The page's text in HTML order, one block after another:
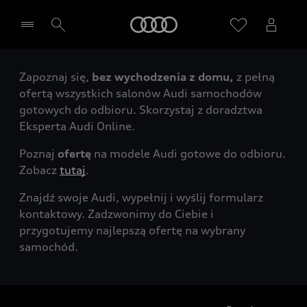
Wybierz Twojego Partnera Audi
Zapoznaj się, bez wychodzenia z domu, z pełną
ofertą wszystkich salonów Audi samochodów
gotowych do odbioru. Skorzystaj z doradztwa
Eksperta Audi Online.
Poznaj ofertę na modele Audi gotowe do odbioru.
Zobacz tutaj.
Znajdź swoje Audi, wypełnij i wyślij formularz
kontaktowy. Zadzwonimy do Ciebie i
przygotujemy najlepszą ofertę na wybrany
samochód.